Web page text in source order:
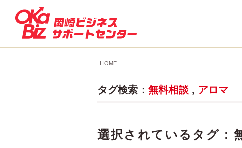
HOME
タグ検索： 無料相談 , アロマ
選択されているタグ :